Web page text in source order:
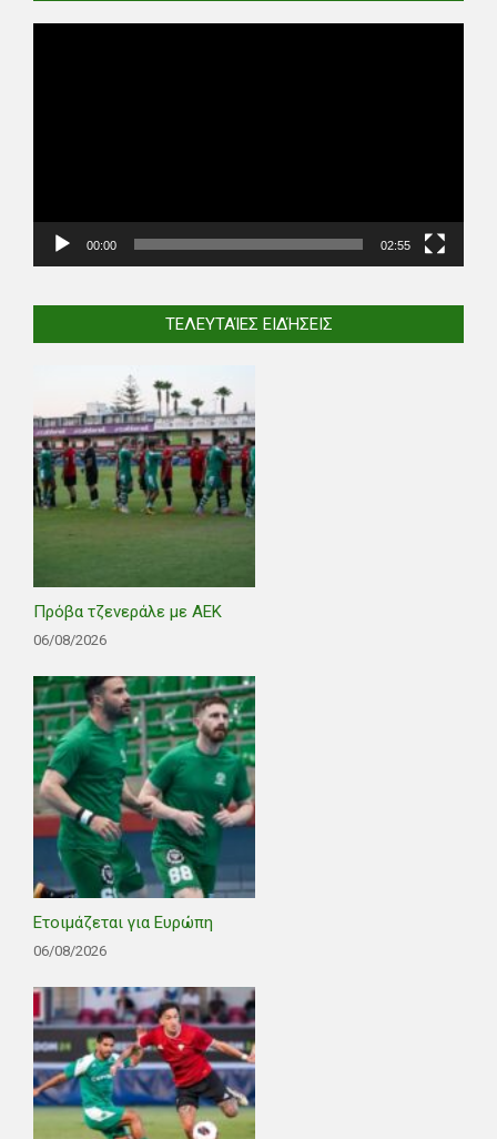
00:00 02:55
ΤΕΛΕΥΤΑΊΕΣ ΕΙΔΉΣΕΙΣ
Πρόβα τζενεράλε με ΑΕΚ
06/08/2026
Ετοιμάζεται για Ευρώπη
06/08/2026